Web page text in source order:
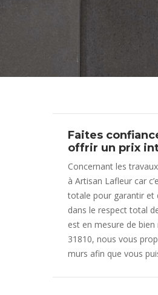
Faites
offrir un prix
Concernant les
à Artisan Lafleur car
totale pour garantir et
dans le respect total
est en mesure de
31810, nous vous
murs afin que vous